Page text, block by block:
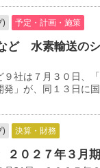
) 予定・計画・施策
ど 水素輸送の
社は７月３０日、
」が、同１３日に
) 決算・財務
０２７年３月